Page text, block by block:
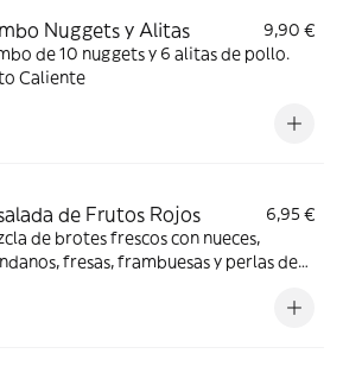
Nuggets y Alitas
9,90 €
de 10 nuggets y 6 alitas de pollo.
Caliente
de Frutos Rojos
6,95 €
de brotes frescos con nueces,
fresas, frambuesas y perlas de